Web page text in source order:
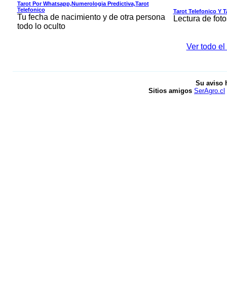
Tarot Por Whatsapp,numerologia Predictiva,tarot
Telefonico
Tu fecha de nacimiento y de otra persona
todo lo oculto
Tarot Telefonico Y
Lectura de
Ver todo
Su aviso
Sitios amigos SerAgro.cl